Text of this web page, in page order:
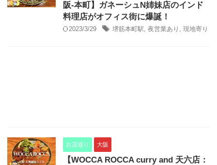
阪-本町】ガネーシュN姉妹店のインド
料理店がオフィス街に爆誕！
2023/3/29 堺筋本町駅, 夜営業あり , 現地寄り
お店巡り 大阪
【WOCCA ROCCA curry and 天六店：